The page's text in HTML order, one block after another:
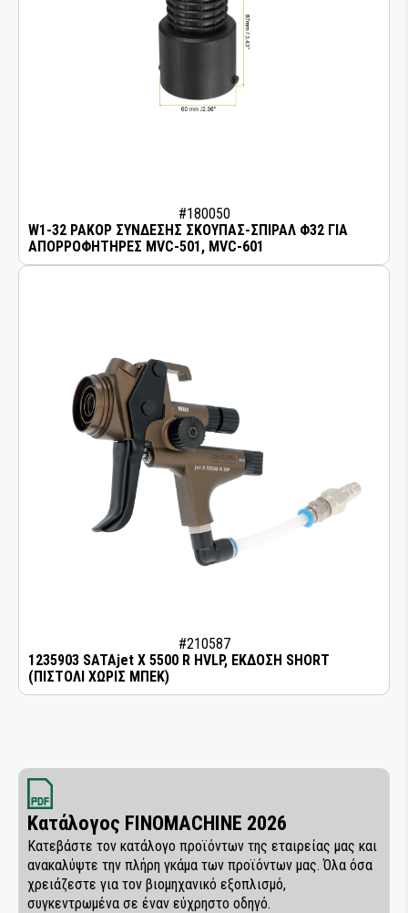
#180050
W1-32 ΡΑΚΟΡ ΣΥΝΔΕΣΗΣ ΣΚΟΥΠΑΣ-ΣΠΙΡΑΛ Φ32 ΓΙΑ
ΑΠΟΡΡΟΦΗΤΗΡΕΣ MVC-501, MVC-601
#210587
1235903 SATAjet X 5500 R HVLP, ΕΚΔΟΣΗ SHORT
(ΠΙΣΤΟΛΙ ΧΩΡΙΣ ΜΠΕΚ)
Κατάλογος FINOMACHINE 2026
Κατεβάστε τον κατάλογο προϊόντων της εταιρείας μας και
ανακαλύψτε την πλήρη γκάμα των προϊόντων μας. Όλα όσα
χρειάζεστε για τον βιομηχανικό εξοπλισμό,
συγκεντρωμένα σε έναν εύχρηστο οδηγό.